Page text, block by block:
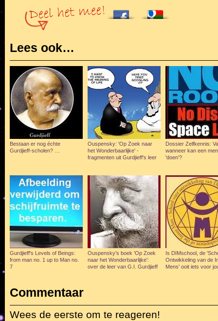
Lees ook…
Bestaan er nog échte
Gurdjieff-scholen? …
Ouspensky: 'Op Zoek naar
het Wonderbaarlijke' -
fragmenten uit Gurdjieff's leer
Dossier Zelfkennis:
wanneer kan een
'doen'?
Gurdjieff's Levels of Beings:
from man no. 1 up to Man no.
7
Ouspensky's boek 'Op Zoek
naar het Wonderbaarlijke':
over de leer van G.I. Gurdjieff
Is DIMschool, de
Ontwikkeling van de
Mens' ooit iets voor
Commentaar
Wees de eerste om te reageren!